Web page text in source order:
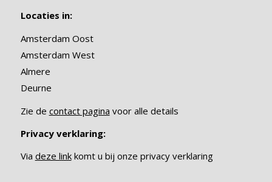
Locaties in:
Amsterdam Oost
Amsterdam West
Almere
Deurne
Zie de contact pagina voor alle details
Privacy verklaring:
Via deze linkkomt u bij onze privacy verklaring